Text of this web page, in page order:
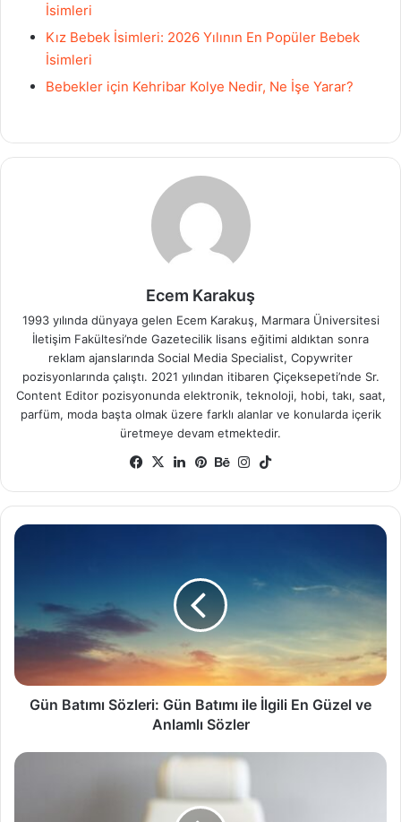
İsimleri
Kız Bebek İsimleri: 2026 Yılının En Popüler Bebek
İsimleri
Bebekler için Kehribar Kolye Nedir, Ne İşe Yarar?
Ecem Karakuş
1993 yılında dünyaya gelen Ecem Karakuş, Marmara Üniversitesi
İletişim Fakültesi’nde Gazetecilik lisans eğitimi aldıktan sonra
reklam ajanslarında Social Media Specialist, Copywriter
pozisyonlarında çalıştı. 2021 yılından itibaren Çiçeksepeti’nde Sr.
Content Editor pozisyonunda elektronik, teknoloji, hobi, takı, saat,
parfüm, moda başta olmak üzere farklı alanlar ve konularda içerik
üretmeye devam etmektedir.
Facebook
X LinkedIn
Pinterest
BehanceInstagram
Gün
ile
Güzel
Gün Batımı Sözleri: Gün Batımı ile İlgili En Güzel ve
Anlamlı Sözler
Masa